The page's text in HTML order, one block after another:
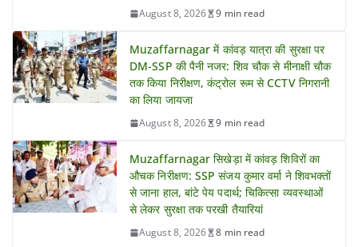
August 8, 2026 9 min read
Muzaffarnagar में कांवड़ यात्रा की सुरक्षा पर
DM-SSP की पैनी नजर: शिव चौक से मीनाक्षी चौक
तक किया निरीक्षण, कंट्रोल रूम से CCTV निगरानी
का लिया जायजा
August 8, 2026 9 min read
Muzaffarnagar सिखेड़ा में कांवड़ शिविरों का
औचक निरीक्षण: SSP संजय कुमार वर्मा ने शिवभक्तों
से जाना हाल, बांटे पेय पदार्थ; चिकित्सा व्यवस्थाओं
से लेकर सुरक्षा तक परखी तैयारियां
August 8, 2026 8 min read